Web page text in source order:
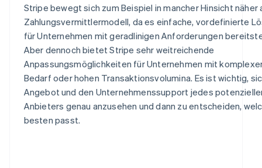
Stripe bewegt sich zum Beispiel in mancher Hinsicht näher
Zahlungsvermittlermodell, da es einfache, vordefinierte
für Unternehmen mit geradlinigen Anforderungen
Aber dennoch bietet Stripe sehr weitreichende
Anpassungsmöglichkeiten für Unternehmen mit
Bedarf oder hohen Transaktionsvolumina. Es ist wichtig,
Angebot und den Unternehmenssupport jedes
Anbieters genau anzusehen und dann zu entscheiden,
besten passt.